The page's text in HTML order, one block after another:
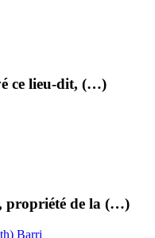
ce lieu-dit, (…)
propriété de la (…)
Barri